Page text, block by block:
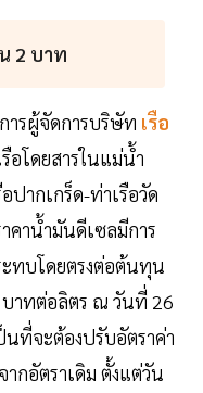
2 บาท
ารผู้จัดการบริษัท เรือ
อโดยสารในแม่น้ำ
ปากเกร็ด-ท่าเรือวัด
คาน้ำมันดีเซลมีการ
ะทบโดยตรงต่อต้นทุน
บาทต่อลิตร ณ วันที่ 26
ที่จะต้องปรับอัตราค่า
กอัตราเดิม ตั้งแต่วัน